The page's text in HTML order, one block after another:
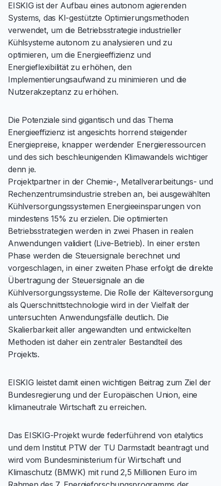
EISKIG ist der Aufbau eines autonom agierenden
Systems, das KI-gestützte Optimierungsmethoden
verwendet, um die Betriebsstrategie industrieller
Kühlsysteme autonom zu analysieren und zu
optimieren, um die Energieeffizienz und
Energieflexibilität zu erhöhen, den
Implementierungsaufwand zu minimieren und die
Nutzerakzeptanz zu erhöhen.
Die Potenziale sind gigantisch und das Thema
Energieeffizienz ist angesichts horrend steigender
Energiepreise, knapper werdender Energieressourcen
und des sich beschleunigenden Klimawandels wichtiger
denn je.
Projektpartner in der Chemie-, Metallverarbeitungs- und
Rechenzentrumsindustrie streben an, bei ausgewählten
Kühlversorgungssystemen Energieeinsparungen von
mindestens 15% zu erzielen. Die optimierten
Betriebsstrategien werden in zwei Phasen in realen
Anwendungen validiert (Live-Betrieb). In einer ersten
Phase werden die Steuersignale berechnet und
vorgeschlagen, in einer zweiten Phase erfolgt die direkte
Übertragung der Steuersignale an die
Kühlversorgungssysteme. Die Rolle der Kälteversorgung
als Querschnittstechnologie wird in der Vielfalt der
untersuchten Anwendungsfälle deutlich. Die
Skalierbarkeit aller angewandten und entwickelten
Methoden ist daher ein zentraler Bestandteil des
Projekts.
EISKIG leistet damit einen wichtigen Beitrag zum Ziel der
Bundesregierung und der Europäischen Union, eine
klimaneutrale Wirtschaft zu erreichen.
Das EISKIG-Projekt wurde federführend von etalytics
und dem Institut PTW der TU Darmstadt beantragt und
wird vom Bundesministerium für Wirtschaft und
Klimaschutz (BMWK) mit rund 2,5 Millionen Euro im